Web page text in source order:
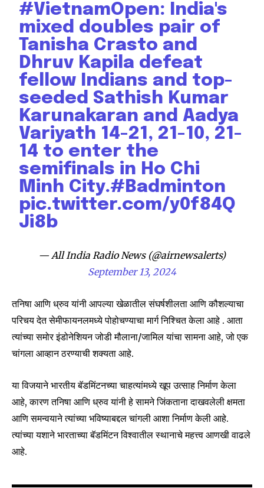
SUBSCRIBERS and be part of the
conversation.
or click the subscribe button below. Don't worry, we respect
your privacy and won't spam your inbox. Your information is
safe with us.
SUBSCRIBE
I've read and accept thePrivacy Policy.
6,300 32,111 75
#VietnamOpen: India's
mixed doubles pair of
Tanisha Crasto and
Dhruv Kapila defeat
fellow Indians and top-
seeded Sathish Kumar
Karunakaran and Aadya
Variyath 14-21, 21-10, 21-
14 to enter the
semifinals in Ho Chi
Minh City.#Badminton
pic.twitter.com/y0f84Q
Ji8b
— All India Radio News (@airnewsalerts)
September 13, 2024
तनिषा आणि ध्रुव यांनी आपल्या खेळातील संघर्षशीलता आणि कौशल्याचा
परिचय देत सेमीफायनलमध्ये पोहोचण्याचा मार्ग निश्चित केला आहे . आता
त्यांच्या समोर इंडोनेशियन जोडी मौलाना/जामिल यांचा सामना आहे, जो एक
चांगला आव्हान ठरण्याची शक्यता आहे.
या विजयाने भारतीय बॅडमिंटनच्या चाहत्यांमध्ये खूप उत्साह निर्माण केला
आहे, कारण तनिषा आणि ध्रुव यांनी हे सामने जिंकताना दाखवलेली क्षमता
आणि समन्वयाने त्यांच्या भविष्याबद्दल चांगली आशा निर्माण केली आहे.
त्यांच्या यशाने भारताच्या बॅडमिंटन विश्वातील स्थानाचे महत्त्व आणखी वाढले
आहे.